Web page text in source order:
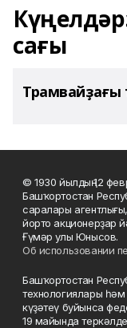
сағы
© 1930 йылдың 12
Башҡортостан
саралары
йорто акционерҙар
Ғүмәр улы Юнысов.
Об использовании
Башҡортостан
технологиялары
күҙәтеү буйынса
19 майында